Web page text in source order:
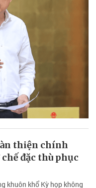
thiện chính
đặc thù phục
khuôn khổ Kỳ họp không